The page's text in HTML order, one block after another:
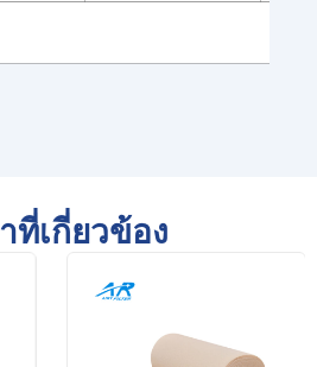
ที่เกี่ยวข้อง